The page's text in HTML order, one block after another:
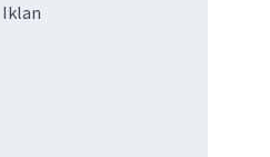
Iklan